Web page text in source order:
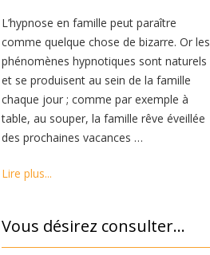
L’hypnose en famille peut paraître
comme quelque chose de bizarre. Or les
phénomènes hypnotiques sont naturels
et se produisent au sein de la famille
chaque jour ; comme par exemple à
table, au souper, la famille rêve éveillée
des prochaines vacances …
Lire plus...
Vous désirez consulter…